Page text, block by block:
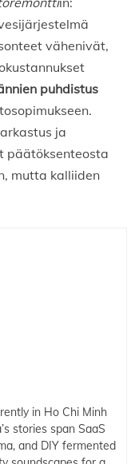
vähenivät,
puhdistus
ja
päätöksenteosta
mutta kalliiden
in Ho Chi Minh
stories span SaaS
and DIY fermented